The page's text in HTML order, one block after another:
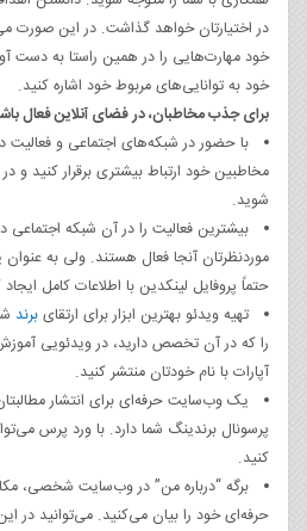
در اختیارتان خواهد گذاشت. در این صورت
خود مهارت‌هایی را در همین راستا به دست
خود به توانایی‌های مربوط خود اشاره‌ کنید.
برای جذب مخاطبان، در فضای آنلاین فعال
با حضور در شبکه‌های اجتماعی و فعالیت
مخاطبین خود ارتباط بیشتری برقرار کنید
شوید.
بیشترین فعالیت را در آن شبکه اجتماعی
موردنظرتان آنجا فعال هستند. ولی به
حتماً پروفایل لینکدین با اطلاعات کامل ایجاد
تهیه ویدئو بهترین ابزار برای ارتقایبرند
را که در آن تخصص دارید، در ویدئویی
آپارات با نام خودتان منتشر کنید.
یک وب‌سایت حرفه‌ای برای انتشار
پرسونال برندینگ شما دارد. با ورد پرس
کنید.
برگه “درباره من” در وب‌سایت شخصی،
حرفه‌ای خود را بیان می‌کنید. می‌توانید در